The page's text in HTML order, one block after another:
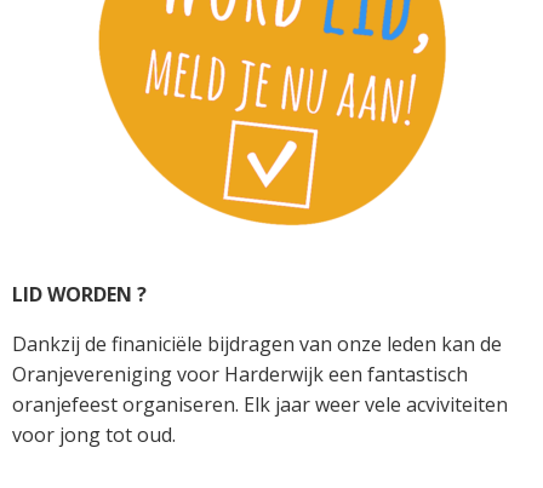
LID WORDEN ?
Dankzij de finaniciële bijdragen van onze leden kan de
Oranjevereniging voor Harderwijk een fantastisch
oranjefeest organiseren. Elk jaar weer vele acviviteiten
voor jong tot oud.